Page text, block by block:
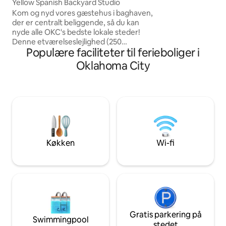
Yellow Spanish Backyard Studio
Kom og nyd vores gæstehus i baghaven,
der er centralt beliggende, så du kan
nyde alle OKC's bedste lokale steder!
Denne etværelseslejlighed (250
kvadratmeter) er blevet omhyggeligt
designet til at tænke på alt, hvad du kan
have brug for til et afslappende ophold -
(Winston), der er velopdragen og
overvåges, mens den er udenfor.
Adgang til boligen sker via en indkørsel.
frem til at være
Populære faciliteter til ferieboliger i
Oklahoma City
Køkken Wi-fi
Swimmingpool
Gratis parkering på